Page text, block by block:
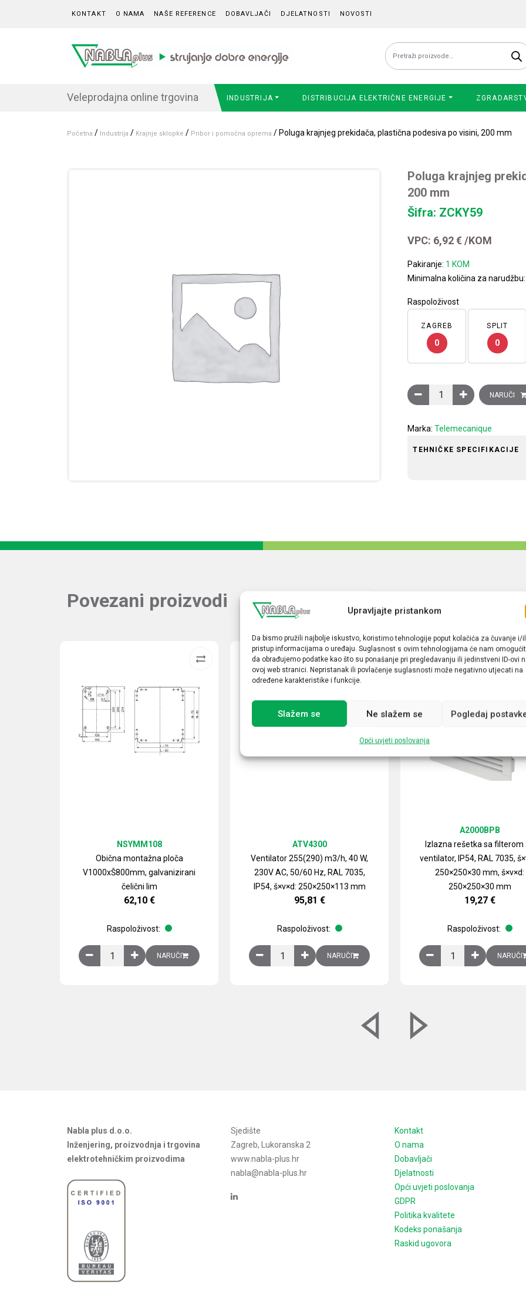
Upravljajte pristankom
Da bismo pružili najbolje iskustvo, koristimo tehnologije poput kolačića za čuvanje i/
pristup informacijama o uređaju. Suglasnost s ovim tehnologijama će nam
da obrađujemo podatke kao što su ponašanje pri pregledavanju ili jedinstveni ID-ovi
ovoj web stranici. Nepristanak ili povlačenje suglasnosti može negativno utjecati na
određene karakteristike i funkcije.
Slažem se Ne slažem se Pogledaj
Opći uvjeti poslovanja
KONTAKT O NAMA NAŠE REFERENCE DOBAVLJAČI DJELATNOSTI NOVOSTI
Pretraži:
Veleprodajna online trgovina INDUSTRIJA DISTRIBUCIJA ELEKTRIČNE ENERGIJE
Početna / Industrija / Krajnje sklopke / Pribor i pomoćna oprema / Poluga krajnjeg prekidača, plastična podesiva po visini, 200 mm
Poluga krajnjeg
200 mm
Šifra: ZCKY59
VPC: 6,92€ /KOM
Pakiranje: 1 KOM
Minimalna količina za narudžbu:
Raspoloživost
ZAGREB
0
SPLIT
0
Poluga krajnjegNARUČI
Marka:Telemecanique
TEHNIČKE SPECIFIKACIJE
Povezani proizvodi
Obična montažna ploča
V1000xŠ800mm, galvanizirani
čelični lim
NSYMM108
62,10 €
Raspoloživost:
Obična montažna ploča V1000xŠ800mm, galvanizirani čelični lim količina
NARUČI
Ventilator 255(290) m3/h, 40 W,
230V AC, 50/60 Hz, RAL 7035,
IP54, š×v×d: 250×250×113 mm
ATV4300
95,81 €
Raspoloživost:
Ventilator 255(290) m3/h, 40 W, 230V AC, 50/60 Hz, RAL 7035,
NARUČI
Izlazna rešetka sa filterom
ventilator, IP54, RAL 7035,
250×250×30 mm, š×v×d:
250×250×30 mm
A2000BPB
19,27 €
Raspoloživost:
Izlazna rešetka saNARUČI
Nabla plus d.o.o.
Inženjering, proizvodnja i trgovina
elektrotehničkim proizvodima
Sjedište
Zagreb, Lukoranska 2
www.nabla-plus.hr
nabla@nabla-plus.hr
Kontakt
O nama
Dobavljači
Djelatnosti
Opći uvjeti poslovanja
GDPR
Politika kvalitete
Kodeks ponašanja
Raskid ugovora